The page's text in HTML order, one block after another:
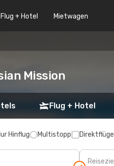
Flug + Hotel Mietwagen
Mission
Flug + Hotel
Hinflug Multistopp Direktflüge
Reiseziel